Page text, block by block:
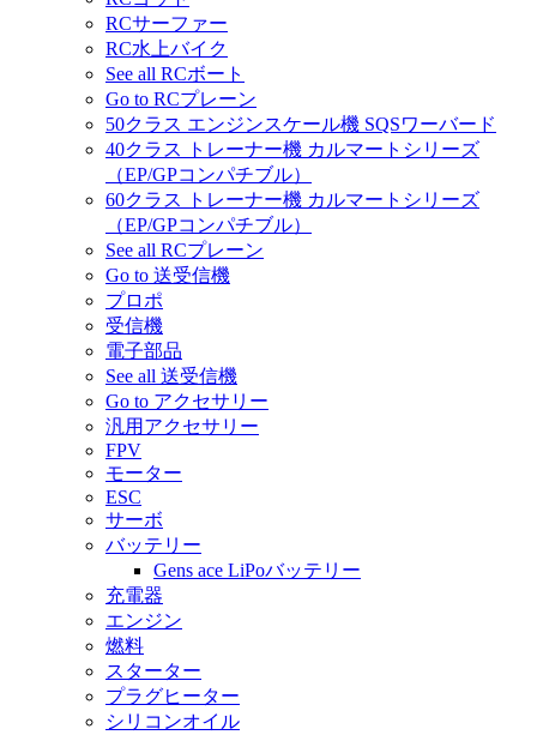
RCサーファー
RC水上バイク
See all RCボート
Go to RCプレーン
50クラス エンジンスケール機 SQSワーバード
40クラス トレーナー機 カルマートシリーズ
（EP/GPコンパチブル）
60クラス トレーナー機 カルマートシリーズ
（EP/GPコンパチブル）
See all RCプレーン
Go to 送受信機
プロポ
受信機
電子部品
See all 送受信機
Go to アクセサリー
汎用アクセサリー
FPV
モーター
ESC
サーボ
バッテリー
Gens ace LiPoバッテリー
充電器
エンジン
燃料
スターター
プラグヒーター
シリコンオイル